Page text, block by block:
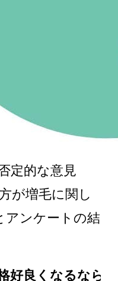
定的な意見
が増毛に関し
アンケートの結
好良くなるなら